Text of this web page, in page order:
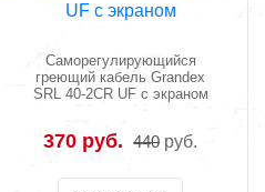
Саморегулирующийся
греющий кабель Grandex
SRL 40-2CR UF с экраном
370 руб. 440 руб.